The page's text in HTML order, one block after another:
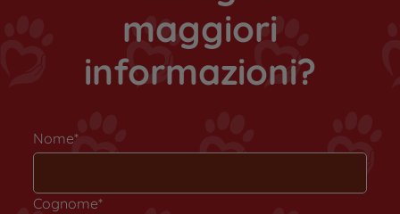
maggiori
informazioni?
Nome*
Cognome*